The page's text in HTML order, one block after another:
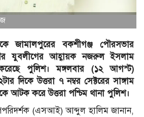
জামালপুরের বকশীগঞ্জ পৌরসভার
যুবলীগের আহ্বায়ক নজরুল ইসলাম
করেছে পুলিশ। মঙ্গলবার (১২ আগস্ট)
দিকে উত্তরা ৭ নম্বর সেক্টরের সাঙ্গাম
আটক করে উত্তরা পশ্চিম থানা পুলিশ।
(এসআই) আব্দুল হালিম জানান,